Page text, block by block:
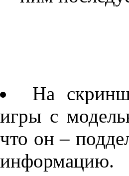
На
игры с
что он –
информацию.